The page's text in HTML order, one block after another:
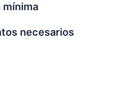
mínima
necesarios